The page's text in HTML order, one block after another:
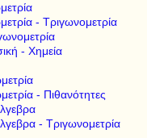
- Τριγωνομετρία
- Χημεία
- Πιθανότητες
- Τριγωνομετρία